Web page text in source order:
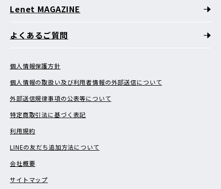
Lenet MAGAZINE
よくあるご質問
個人情報保護方針
個人情報の取扱い及び利用者情報の外部送信について
外部送信規律事項の公表等について
特定商取引法に基づく表記
利用規約
LINEの友だち追加方法について
会社概要
サイトマップ